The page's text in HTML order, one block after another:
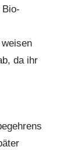
da ihr